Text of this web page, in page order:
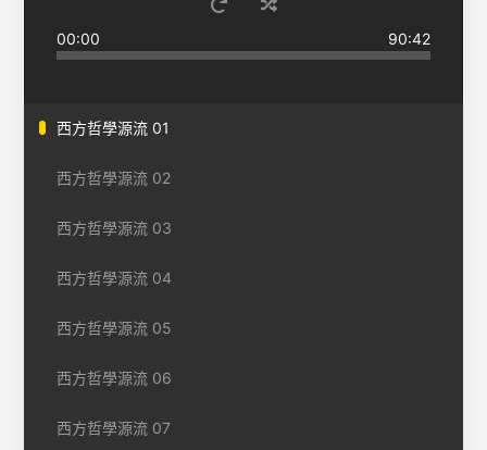
00:00 90:42
西方哲學源流 01
西方哲學源流 02
西方哲學源流 03
西方哲學源流 04
西方哲學源流 05
西方哲學源流 06
西方哲學源流 07